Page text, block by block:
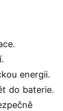
energii.
do baterie.